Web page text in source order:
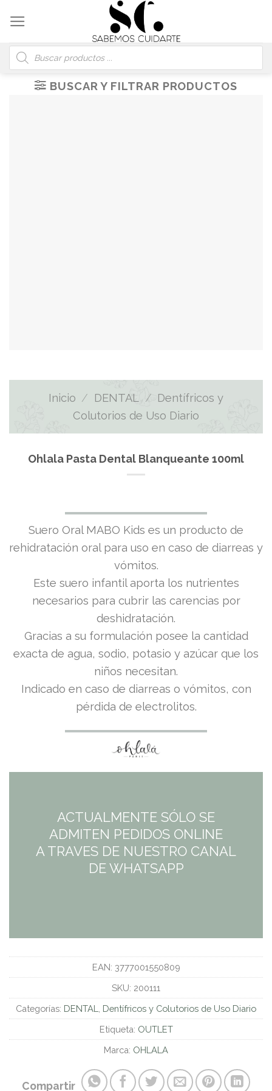
content
Búsqueda
de
productos
BUSCAR Y FILTRAR PRODUCTOS
Inicio / DENTAL / Dentífricos y
Colutorios de Uso Diario
Ohlala Pasta Dental Blanqueante 100ml
Suero Oral MABO Kids es un producto de
rehidratación oral para uso en caso de diarreas y
vómitos.
Este suero infantil aporta los nutrientes
necesarios para cubrir las carencias por
deshidratación.
Gracias a su formulación posee la cantidad
exacta de agua, sodio, potasio y azúcar que los
niños necesitan.
Indicado en caso de diarreas o vómitos, con
pérdida de electrolitos.
ACTUALMENTE SÓLO SE
ADMITEN PEDIDOS ONLINE
A TRAVES DE NUESTRO CANAL
DE WHATSAPP
EAN: 3777001550809
SKU: 200111
Categorías: DENTAL
Dentífricos y Colutorios de Uso Diario
Etiqueta: OUTLET
Marca: OHLALA
Compartir